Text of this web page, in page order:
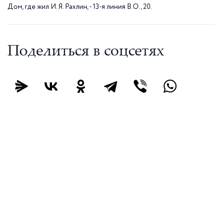
Дом, где жил И. Я. Рахлин, - 13-я линия В.О., 20.
Поделиться в соцсетях